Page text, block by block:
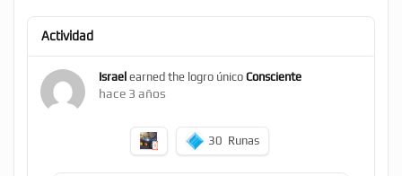
Actividad
Israel earned the logro único Consciente
hace 3 años
30 Runas